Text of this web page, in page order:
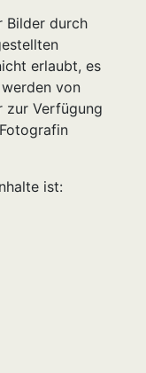
Bilder durch
erlaubt, es
von
zur Verfügung
ist: